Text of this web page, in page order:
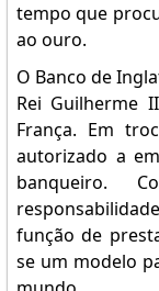
tempo que
ao ouro.
O Banco de
Rei Guilherme
França. Em
autorizado a
banqueiro.
função de
se um modelo